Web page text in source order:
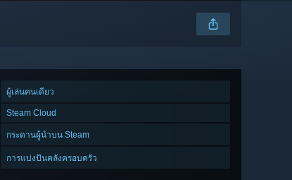
ผู้เล่นคนเดียว
Steam Cloud
กระดานผู้นำบน Steam
การแบ่งปันคลังครอบครัว